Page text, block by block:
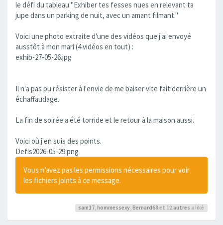
le défi du tableau "Exhiber tes fesses nues en relevant ta
jupe dans un parking de nuit, avec un amant filmant."
Voici une photo extraite d'une des vidéos que j'ai envoyé
ausstôt à mon mari (4 vidéos en tout) :
exhib-27-05-26.jpg
Il n'a pas pu résister à l'envie de me baiser vite fait derrière un
échaffaudage.
La fin de soirée a été torride et le retour à la maison aussi.
Voici où j'en suis des points.
Defis2026-05-29.png
Vous n’avez pas les permissions nécessaires pour voir
les fichiers joints à ce message.
sam17 hommessexy Bernard68 et 12 autres a liké